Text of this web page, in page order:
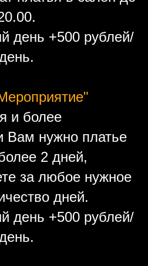
день +500 рублей/
и более
Вам нужно платье
2 дней,
за любое нужное
дней.
день +500 рублей/